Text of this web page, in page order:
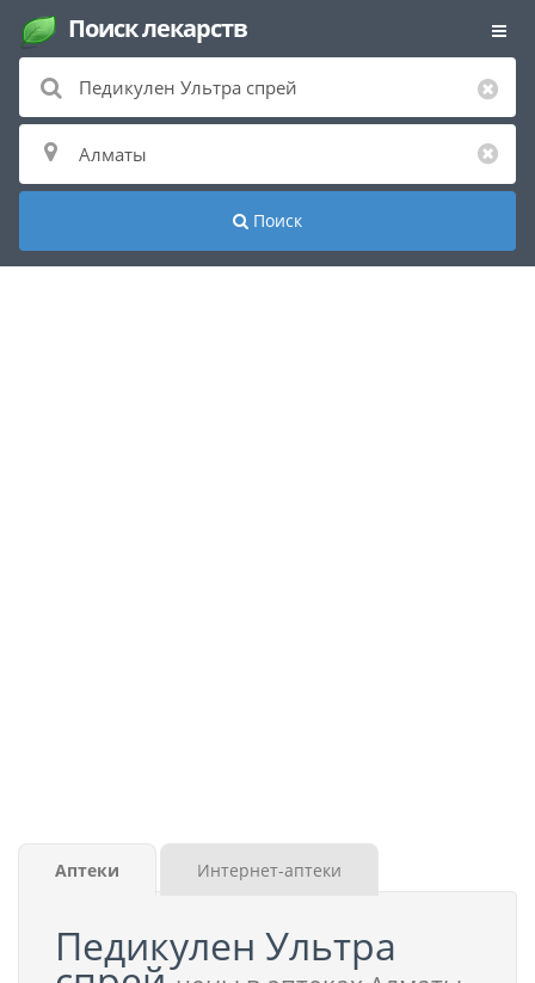
Поиск лекарств
Поиск
Аптеки Интернет-аптеки
Педикулен Ультра